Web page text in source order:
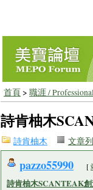
首頁> 職涯 /
詩肯柚木
詩肯柚木 文章
pazzo55990 [
詩肯柚木SCANTEAK